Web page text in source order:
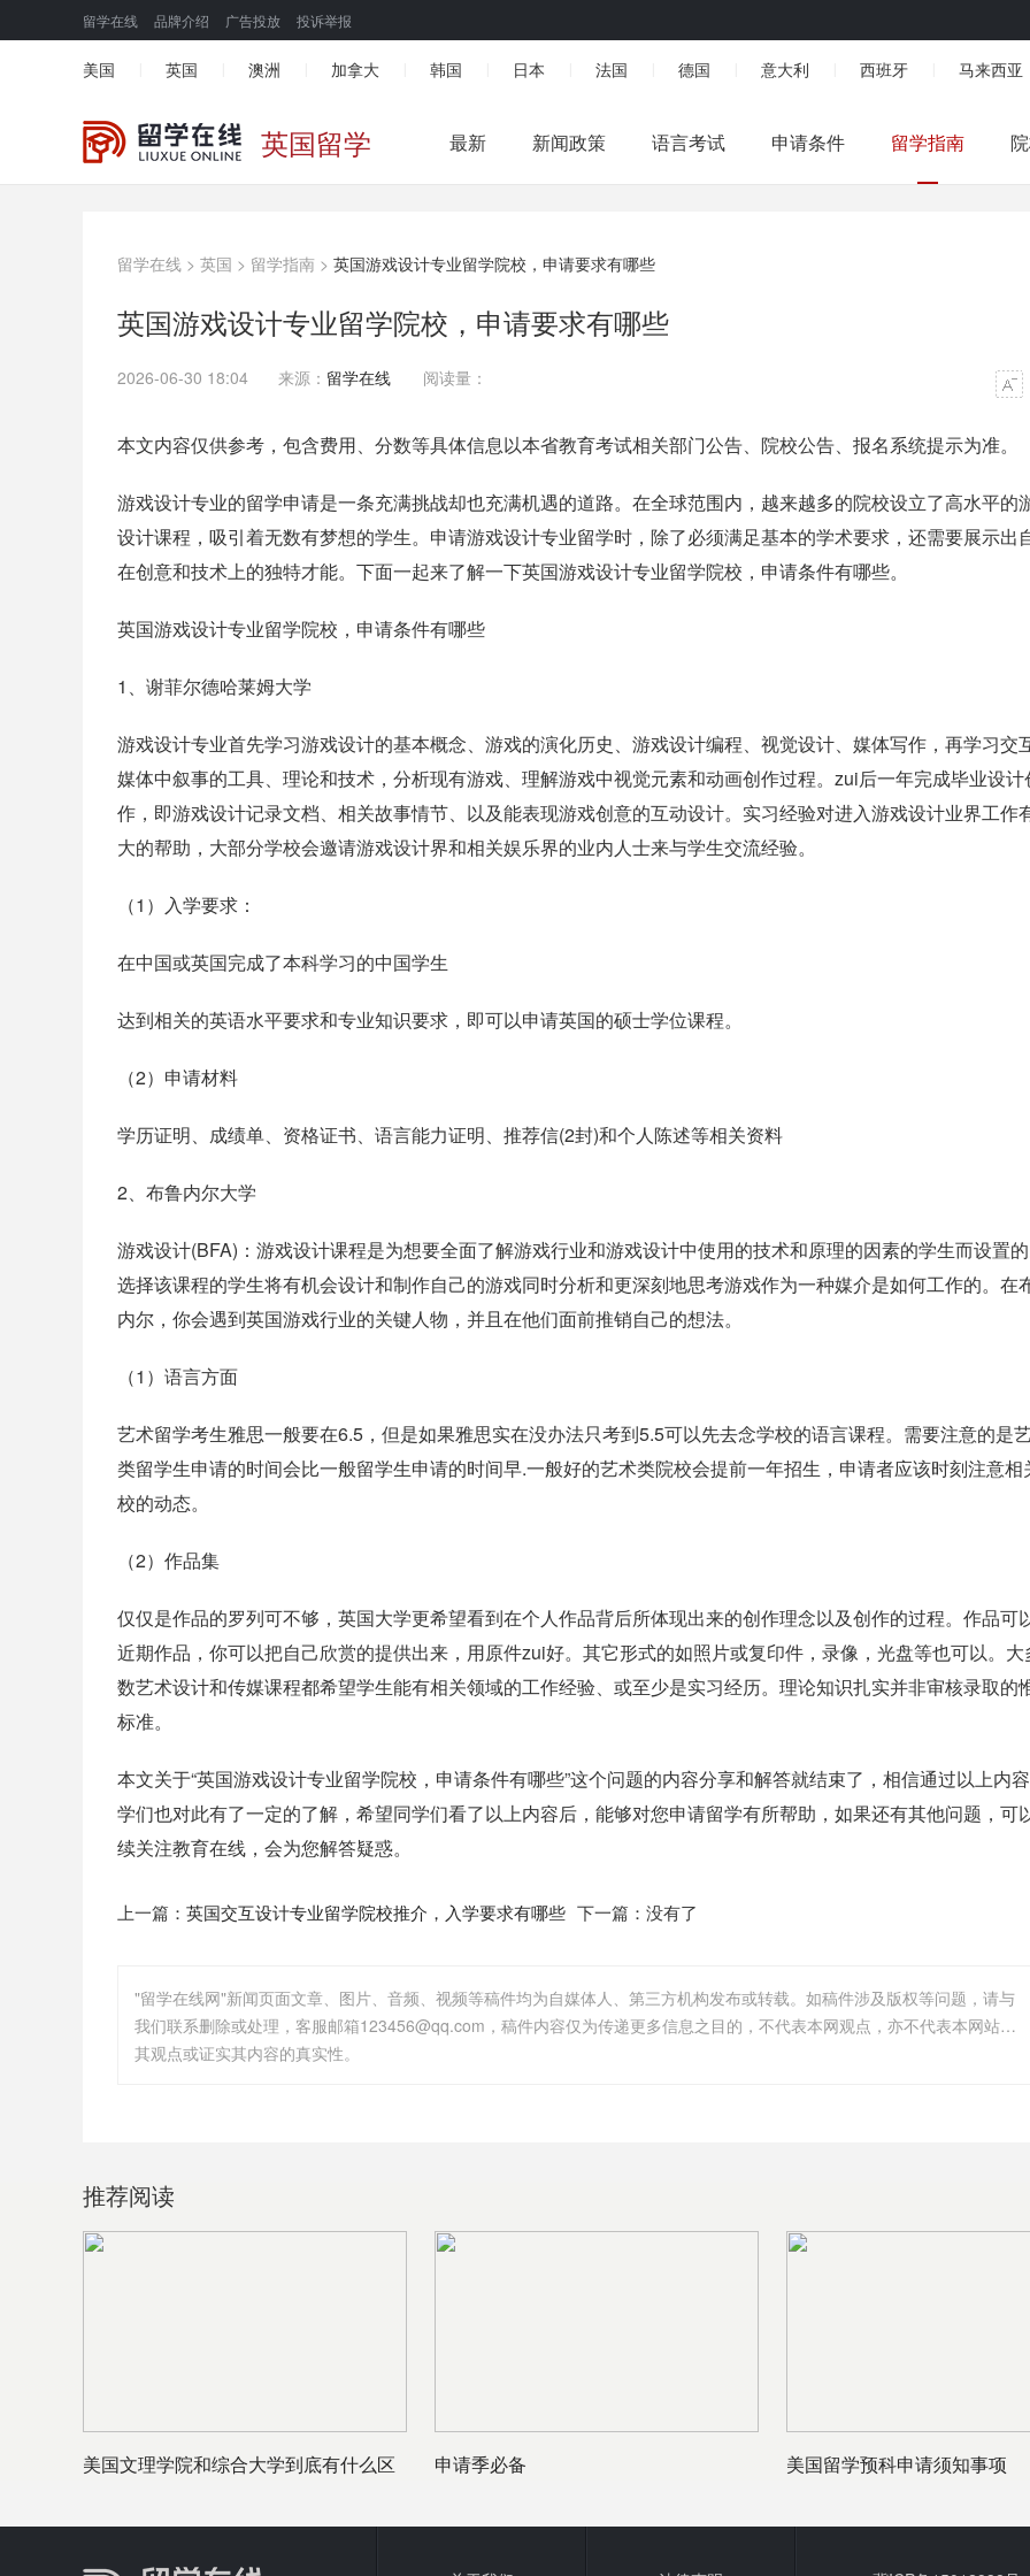
留学在线 品牌介绍 广告投放 投诉举报
美国 英国 澳洲 加拿大 韩国 日本 法国 德国 意大利 西班牙 马来西亚
英国留学 最新 新闻政策 语言考试 申请条件 留学指南
留学在线 > 英国 > 留学指南 > 英国游戏设计专业留学院校，申请要求有哪些
英国游戏设计专业留学院校，申请要求有哪些
2026-06-30 18:04 来源： 留学在线 阅读量：
本文内容仅供参考，包含费用、分数等具体信息以本省教育考试相关部门公告、院校公告、报名系统提示为准。
游戏设计专业的留学申请是一条充满挑战却也充满机遇的道路。在全球范围内，越来越多的院校设立了高水平的
设计课程，吸引着无数有梦想的学生。申请游戏设计专业留学时，除了必须满足基本的学术要求，还需要展示出
在创意和技术上的独特才能。下面一起来了解一下英国游戏设计专业留学院校，申请条件有哪些。
英国游戏设计专业留学院校，申请条件有哪些
1、谢菲尔德哈莱姆大学
游戏设计专业首先学习游戏设计的基本概念、游戏的演化历史、游戏设计编程、视觉设计、媒体写作，再学习交
媒体中叙事的工具、理论和技术，分析现有游戏、理解游戏中视觉元素和动画创作过程。zui后一年完成毕业设计
作，即游戏设计记录文档、相关故事情节、以及能表现游戏创意的互动设计。实习经验对进入游戏设计业界工作
大的帮助，大部分学校会邀请游戏设计界和相关娱乐界的业内人士来与学生交流经验。
（1）入学要求：
在中国或英国完成了本科学习的中国学生
达到相关的英语水平要求和专业知识要求，即可以申请英国的硕士学位课程。
（2）申请材料
学历证明、成绩单、资格证书、语言能力证明、推荐信(2封)和个人陈述等相关资料
2、布鲁内尔大学
游戏设计(BFA)：游戏设计课程是为想要全面了解游戏行业和游戏设计中使用的技术和原理的因素的学生而设置的
选择该课程的学生将有机会设计和制作自己的游戏同时分析和更深刻地思考游戏作为一种媒介是如何工作的。在
内尔，你会遇到英国游戏行业的关键人物，并且在他们面前推销自己的想法。
（1）语言方面
艺术留学考生雅思一般要在6.5，但是如果雅思实在没办法只考到5.5可以先去念学校的语言课程。需要注意的是
类留学生申请的时间会比一般留学生申请的时间早.一般好的艺术类院校会提前一年招生，申请者应该时刻注意相
校的动态。
（2）作品集
仅仅是作品的罗列可不够，英国大学更希望看到在个人作品背后所体现出来的创作理念以及创作的过程。作品可
近期作品，你可以把自己欣赏的提供出来，用原件zui好。其它形式的如照片或复印件，录像，光盘等也可以。大
数艺术设计和传媒课程都希望学生能有相关领域的工作经验、或至少是实习经历。理论知识扎实并非审核录取的
标准。
本文关于“英国游戏设计专业留学院校，申请条件有哪些”这个问题的内容分享和解答就结束了，相信通过以上内
学们也对此有了一定的了解，希望同学们看了以上内容后，能够对您申请留学有所帮助，如果还有其他问题，可
续关注教育在线，会为您解答疑惑。
上一篇： 英国交互设计专业留学院校推介，入学要求有哪些 下一篇：没有了
"留学在线网"新闻页面文章、图片、音频、视频等稿件均为自媒体人、第三方机构发布或转载。如稿件涉及版权等问题，请与
我们联系删除或处理，客服邮箱123456@qq.com，稿件内容仅为传递更多信息之目的，不代表本网观点，亦不代表本网站赞同
其观点或证实其内容的真实性。
推荐阅读
美国文理学院和综合大学到底有什么区
申请季必备 美国留学预科申请须知事项